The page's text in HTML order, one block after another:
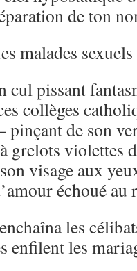
de ton
malades
cul pissant
collèges
pinçant de son
grelots violettes
visage aux
échoué au
les
enfilent les